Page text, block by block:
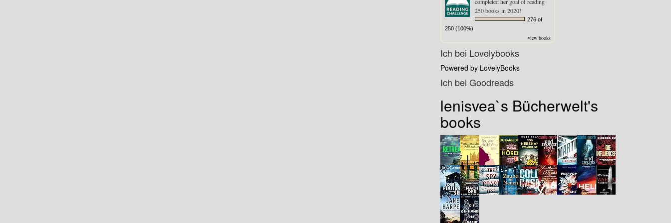
250 books in 2020!
276 of
250 (100%)
view books
Ich bei Lovelybooks
Powered by LovelyBooks
Ich bei Goodreads
lenisvea`s Bücherwelt's
books